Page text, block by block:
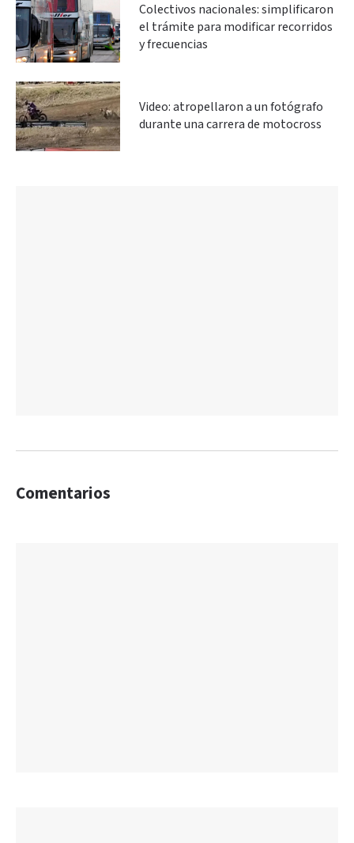
Colectivos nacionales: simplificaron
el trámite para modificar recorridos
y frecuencias
Video: atropellaron a un fotógrafo
durante una carrera de motocross
Comentarios